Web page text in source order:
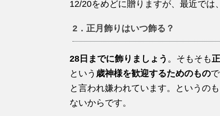
12/20をめどに贈りますが、最近では、
2．正月飾りはいつ飾る？
28日までに飾りましょう 。そもそも
という 歳神様を歓迎するためのもの
と言われ嫌われています。というの
ないからです。